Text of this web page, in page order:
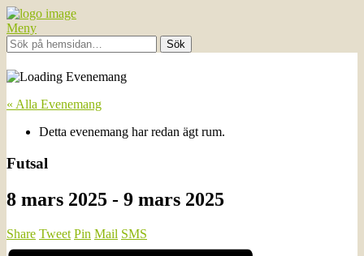
Meny
« Alla Evenemang
Detta evenemang har redan ägt rum.
Futsal
8 mars 2025 - 9 mars 2025
Share Tweet Pin Mail SMS